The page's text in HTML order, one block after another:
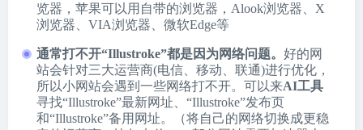
览器，苹果可以用自带的浏览器， Alook浏览器
X
浏览器
VIA浏览器 微软Edge等
通常打不开“Illustroke”都是因为网络问题。 好的网
站会针对三大运营商(电信、移动、联通)进行优化，
所以小网站会遇到一些网络打不开。可以来AI工具
寻找“Illustroke”最新网址、“Illustroke”发布页
和“Illustroke”备用网址。（将自己的网络切换成更稳